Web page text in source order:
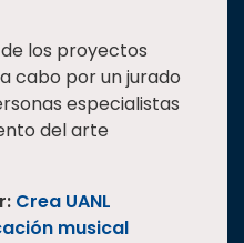
los proyectos
cabo por un jurado
especialistas
del arte
Crea UANL
musical